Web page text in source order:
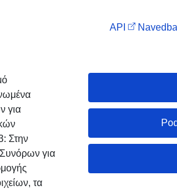
API
για
Στην
για
τα